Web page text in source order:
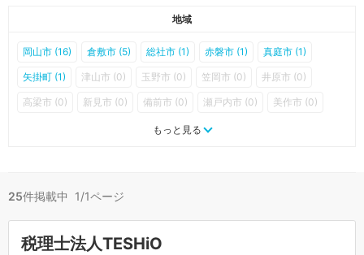
地域
岡山市 (16) 倉敷市 (5) 総社市 (1) 赤磐市 (1) 真庭市 (1)
矢掛町 (1) 津山市 (0) 玉野市 (0) 笠岡市 (0) 井原市 (0)
高梁市 (0) 新見市 (0) 備前市 (0) 瀬戸内市 (0) 美作市 (0)
早島町 (0) 里庄町 (0)
もっと見る
25件掲載中 1/1ページ
税理士法人TESHiO